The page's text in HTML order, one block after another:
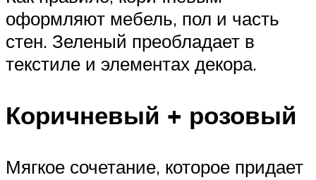
оформляют мебель, пол и часть
стен. Зеленый преобладает в
текстиле и элементах декора.
Коричневый + розовый
Мягкое сочетание, которое придает